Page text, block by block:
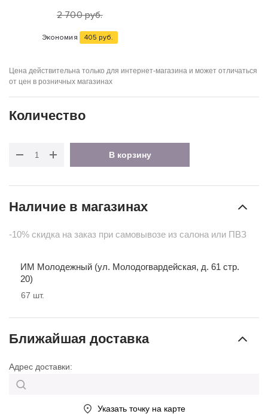
2 700руб.
Экономия 405 руб.
Цена действительна только для интернет-магазина и может отличаться
от цен в розничных магазинах
Количество
В корзину
Наличие в магазинах
-10% скидка на заказ при самовывозе из салона или ПВЗ
ИМ Молодежный (ул. Молодогвардейская, д. 61 стр.
20)
67 шт.
Ближайшая доставка
Адрес доставки:
Указать точку на карте